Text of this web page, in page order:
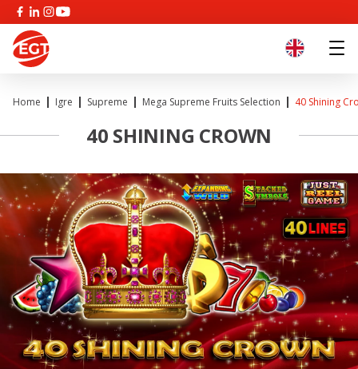
Home Igre Supreme Mega Supreme Fruits Selection 40 Shining
40 SHINING CROWN